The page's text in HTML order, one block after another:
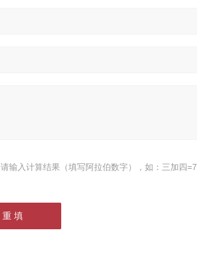
请输入计算结果（填写阿拉伯数字），如：三加四=7